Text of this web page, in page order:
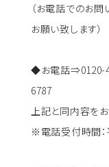
（お電話でのお
お願い致します）
◆お電話⇒0120-
6787
上記と同内容をお
※電話受付時間：